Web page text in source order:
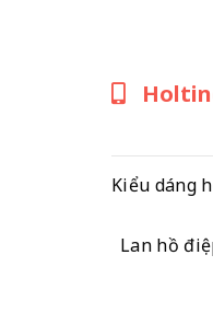
Kiểu dáng
Lan hồ